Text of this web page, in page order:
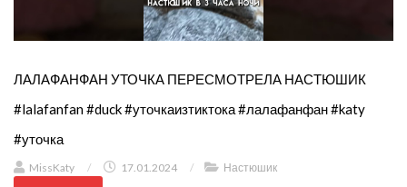
ЛАЛАФАНФАН УТОЧКА ПЕРЕСМОТРЕЛА НАСТЮШИК
#lalafanfan #duck #уточкаизтиктока #лалафанфан #katy
#уточка
MissKaty / 17.01.2024 / Настюшик